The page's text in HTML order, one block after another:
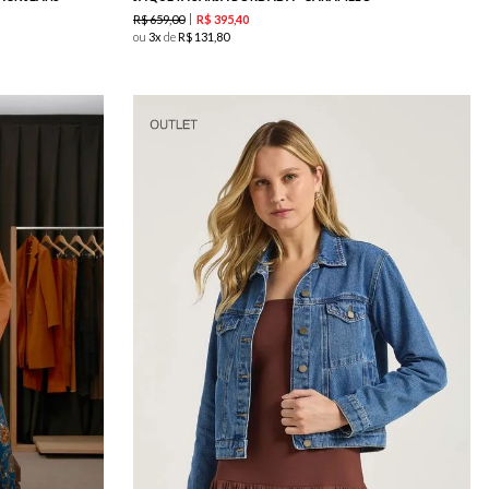
R$659,00 R$ 39540
ou 3 deR$ 131 80